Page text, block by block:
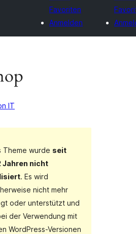
Favoriten
Anmelden
IT
Theme wurde seit
Jahren nicht
. Es wird
nicht mehr
oder unterstützt und
der Verwendung mit
WordPress-Versionen